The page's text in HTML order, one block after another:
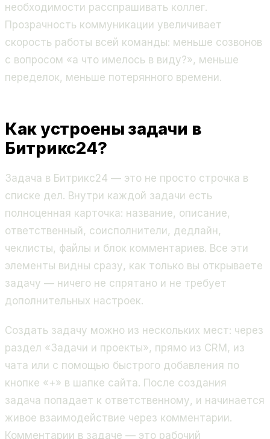
необходимости расспрашивать коллег.
Прозрачность коммуникации увеличивает
скорость работы всей команды: меньше созвонов
с вопросом «а что имелось в виду?», меньше
переделок, меньше потерянного времени.
Как устроены задачи в
Битрикс24?
Задача в Битрикс24 — это не просто строчка в
списке дел. Внутри каждой задачи есть
полноценная карточка: название, описание,
ответственный, соисполнители, дедлайн,
чеклисты, файлы и блок комментариев. Все эти
элементы видны сразу, как только вы открываете
задачу — ничего не спрятано и не требует
дополнительных настроек.
Создать задачу можно из нескольких мест: через
раздел «Задачи и проекты», прямо из CRM, из
чата или с помощью быстрого добавления по
кнопке «+» в шапке сайта. После создания
задача попадает к ответственному, и начинается
живое взаимодействие через комментарии.
Комментарии в задаче — это рабочий